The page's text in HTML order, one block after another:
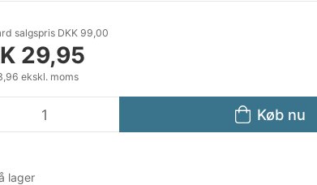
salgspris DKK 99,00
29,95
ekskl. moms
Køb nu
lager